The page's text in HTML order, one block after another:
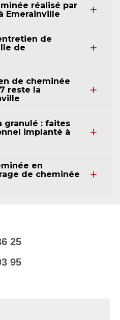
réalisé par
Emerainville
de
de
de cheminée
reste la
granulé : faites
implanté à
en
de cheminée
25
95